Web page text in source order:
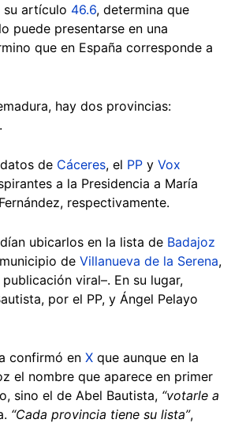
su artículo 46.6, determina que
puede presentarse en una
que en España corresponde a
hay dos provincias:
de Cáceres, el PP y Vox
a la Presidencia a María
respectivamente.
ubicarlos en la lista de Badajoz
de Villanueva de la Serena,
viral–. En su lugar,
por el PP, y Ángel Pelayo
confirmó en X que aunque en la
el nombre que aparece en primer
sino el de Abel Bautista, “votarle a
“Cada provincia tiene su lista”,